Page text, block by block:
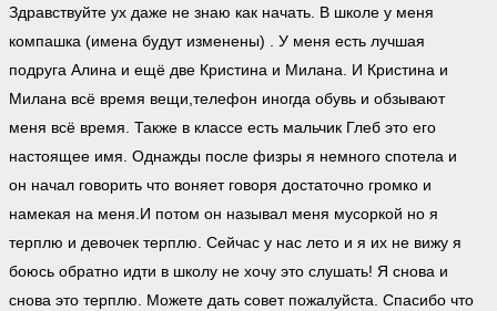
Здравствуйте ух даже не знаю как начать. В школе у меня
компашка (имена будут изменены) . У меня есть лучшая
подруга Алина и ещё две Кристина и Милана. И Кристина и
Милана всё время вещи,телефон иногда обувь и обзывают
меня всё время. Также в классе есть мальчик Глеб это его
настоящее имя. Однажды после физры я немного спотела и
он начал говорить что воняет говоря достаточно громко и
намекая на меня.И потом он называл меня мусоркой но я
терплю и девочек терплю. Сейчас у нас лето и я их не вижу я
боюсь обратно идти в школу не хочу это слушать! Я снова и
снова это терплю. Можете дать совет пожалуйста. Спасибо что